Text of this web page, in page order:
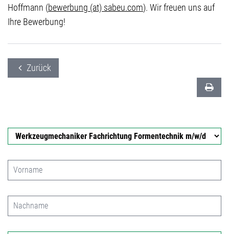
Hoffmann (bewerbung (at) sabeu.com). Wir freuen uns auf
Ihre Bewerbung!
Zurück